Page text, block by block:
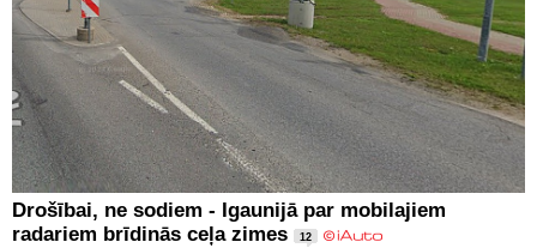
Drošībai, ne sodiem - Igaunijā par mobilajiem
radariem brīdinās ceļa zimes
12